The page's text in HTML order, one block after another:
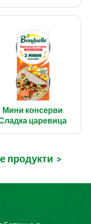
Мини консерви
царевица
продукти >